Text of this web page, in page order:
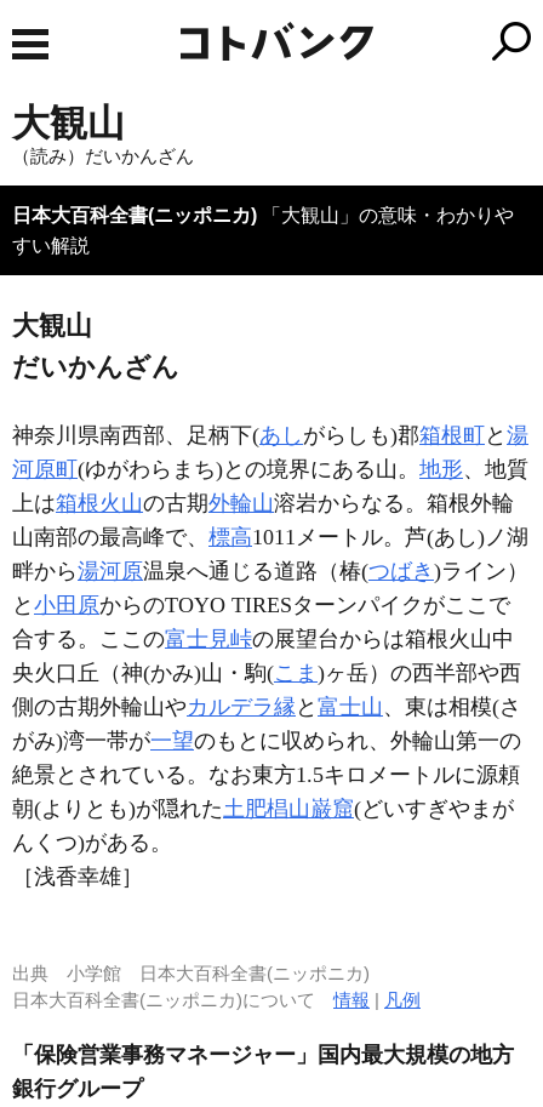
大観山
（読み）だいかんざん
日本大百科全書(ニッポニカ) 「大観山」の意味・わかりや
すい解説
大観山
だいかんざん
神奈川県南西部、足柄下(あし がらしも)郡箱根町 と 湯
河原町 (ゆがわらまち)との境界にある山。 地形、地質
上は箱根火山の古期外輪山溶岩からなる。箱根外輪
山南部の最高峰で、 標高1011メートル。芦(あし)ノ湖
畔から湯河原温泉へ通じる道路（椿(つばき )ライン）
と 小田原からのTOYO TIRESターンパイクがここで
合する。ここの富士見峠の展望台からは箱根火山中
央火口丘（神(かみ)山・駒(こま )ヶ岳）の西半部や西
側の古期外輪山やカルデラ縁 と 富士山 、東は相模(さ
がみ)湾一帯が一望のもとに収められ、外輪山第一の
絶景とされている。なお東方1.5キロメートルに源頼
朝(よりとも)が隠れた土肥椙山巌窟(どいすぎやまが
んくつ)がある。
［浅香幸雄］
出典 小学館 日本大百科全書(ニッポニカ)
日本大百科全書(ニッポニカ)について情報 | 凡例
「保険営業事務マネージャー」国内最大規模の地方
銀行グループ